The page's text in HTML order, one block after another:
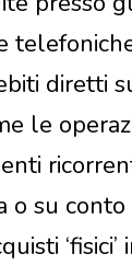
diretti
le
o su
‘fisici’